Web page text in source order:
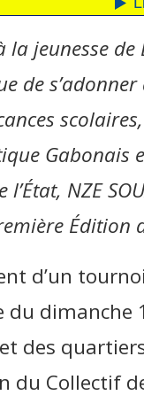
la jeunesse
de
Gabonais
NZE
Édition
d’un
dimanche
des
du Collectif